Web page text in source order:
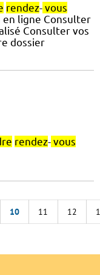
rendez- vous
en ligne Consulter
Consulter vos
dossier
rendez- vous
10 11 12